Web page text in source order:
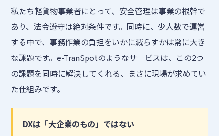
私たち軽貨物事業者にとって、安全管理は事業の根幹で
あり、法令遵守は絶対条件です。同時に、少人数で運営
する中で、事務作業の負担をいかに減らすかは常に大き
な課題です。e-TranSpotのようなサービスは、この2つ
の課題を同時に解決してくれる、まさに現場が求めてい
た仕組みです。
DXは「大企業のもの」ではない